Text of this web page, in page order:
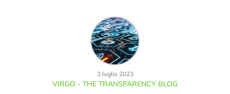
VIRGO - THE TRANSPARENCY BLOG
3 luglio 2023